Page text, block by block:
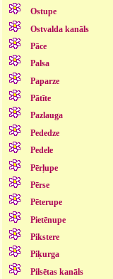
Ostupe
Ostvalda kanāls
Pāce
Palsa
Paparze
Pātīte
Pazlauga
Pededze
Pedele
Pērļupe
Pērse
Pēterupe
Pietēnupe
Pikstere
Piķurga
Pilsētas kanāls